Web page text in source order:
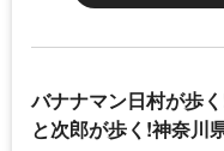
バナナマン日村が歩
と次郎が歩く!神奈川